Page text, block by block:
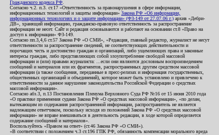
Гражданского кодекса РФ
Согласно ч.2. п.3. ст.17 «Ответственность за правонарушения в сфере информации,
информационных технологий и защиты информации» Закона РФ «Об информации,
информационных технологиях и о защите информации» (ФЗ-149 от 27.07.06 г.) архив «Дебри-
ДВ», хранящий информацию, гражданско-правовую ответственность за распространение
информации не несет. Сайт и редакция основываются и работают на основании ст.8 «Право на
доступ к информации» ФЗ-149.
Согласно пп.3,4,6 ст.57 Закона РФ «О СМИ», «Редакция, главный редактор, журналист не несут
ответственности за распространение сведений, не соответствующих действительности и
порочащих честь и достоинство граждан и организаций, либо ущемляющих права и законные
интересы граждан, либо представляющих собой злоупотребление свободой массовой
информации и (или) правами журналиста: ...если они являются дословным воспроизведением
сообщений и материалов или их фрагментов, распространенных другим средством массовой
информации (а также сообщения, переданные в пресс-релизах и информация государственных,
общественных организаций и объединений), которое может быть установлено и привлечено к
ответственности за данное нарушение законодательства Российской Федерации о средствах
массовой информации».
Согласно абз.3, п.13 Постановления Пленума Верховного Суда РФ №16 от 15 июня 2010 года
«О практике применения судами Закона РФ «О средствах массовой информации», «по делам,
вытекающим из содержания распространенной информации, распространитель не является
надлежащим ответчиком, поскольку исходя из положений Закона РФ «О средствах массовой
информации» не вправе вмешиваться в деятельность редакции, в ходе которой определяется
содержание сообщений и материалов».
Воспользуйтесь «Правом на ответ» (ст.46 Закона РФ «О СМИ»).
«В соответствии с положением ч.3 ст.196 ГПК РФ, обязанность компенсации морального вреда